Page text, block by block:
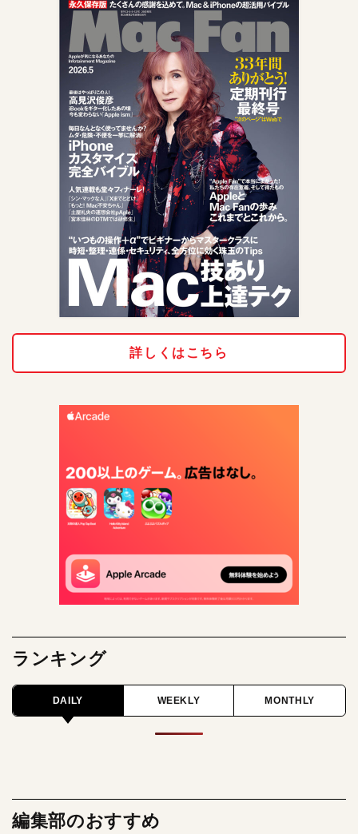
詳しくはこちら
ランキング
DAILY WEEKLY MONTHLY
編集部のおすすめ